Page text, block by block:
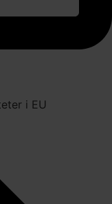
i EU